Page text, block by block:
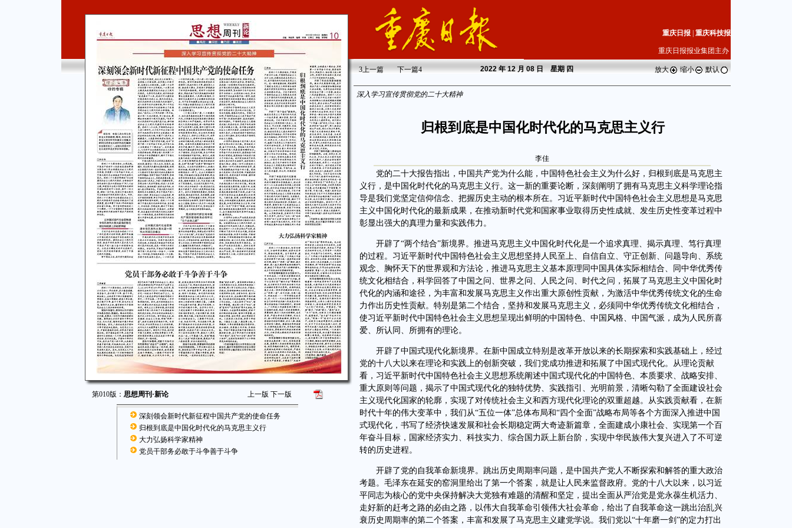
第010版： 思想周刊·新论 上一版 下一版
深刻领会新时代新征程中国共产党的使命任务
归根到底是中国化时代化的马克思主义行
大力弘扬科学家精神
党员干部务必敢于斗争善于斗争
重庆日报 重庆科技报
重庆日报报业集团主办
3上一篇 下一篇4 2022年 12 月 08 日 星期四 放大 缩小 默认
深入学习宣传贯彻党的二十大精神
归根到底是中国化时代化的马克思主义行
李佳
党的二十大报告指出，中国共产党为什么能，中国特色社会主义为什么好，归根到底是马克思主
义行，是中国化时代化的马克思主义行。这一新的重要论断，深刻阐明了拥有马克思主义科学理论指
导是我们党坚定信仰信念、把握历史主动的根本所在。习近平新时代中国特色社会主义思想是马克思
主义中国化时代化的最新成果，在推动新时代党和国家事业取得历史性成就、发生历史性变革过程中
彰显出强大的真理力量和实践伟力。
开辟了“两个结合”新境界。推进马克思主义中国化时代化是一个追求真理、揭示真理、笃行真理
的过程。习近平新时代中国特色社会主义思想坚持人民至上、自信自立、守正创新、问题导向、系统
观念、胸怀天下的世界观和方法论，推进马克思主义基本原理同中国具体实际相结合、同中华优秀传
统文化相结合，科学回答了中国之问、世界之问、人民之问、时代之问，拓展了马克思主义中国化时
代化的内涵和途径，为丰富和发展马克思主义作出重大原创性贡献，为激活中华优秀传统文化的生命
力作出历史性贡献。特别是第二个结合，坚持和发展马克思主义，必须同中华优秀传统文化相结合，
使习近平新时代中国特色社会主义思想呈现出鲜明的中国特色、中国风格、中国气派，成为人民所喜
爱、所认同、所拥有的理论。
开辟了中国式现代化新境界。在新中国成立特别是改革开放以来的长期探索和实践基础上，经过
党的十八大以来在理论和实践上的创新突破，我们党成功推进和拓展了中国式现代化。从理论贡献
看，习近平新时代中国特色社会主义思想系统阐述中国式现代化的中国特色、本质要求、战略安排、
重大原则等问题，揭示了中国式现代化的独特优势、实践指引、光明前景，清晰勾勒了全面建设社会
主义现代化国家的轮廓，实现了对传统社会主义和西方现代化理论的双重超越。从实践贡献看，在新
时代十年的伟大变革中，我们从“五位一体”总体布局和“四个全面”战略布局等各个方面深入推进中国
式现代化，书写了经济快速发展和社会长期稳定两大奇迹新篇章，全面建成小康社会、实现第一个百
年奋斗目标，国家经济实力、科技实力、综合国力跃上新台阶，实现中华民族伟大复兴进入了不可逆
转的历史进程。
开辟了党的自我革命新境界。跳出历史周期率问题，是中国共产党人不断探索和解答的重大政治
考题。毛泽东在延安的窑洞里给出了第一个答案，就是让人民来监督政府。党的十八大以来，以习近
平同志为核心的党中央保持解决大党独有难题的清醒和坚定，提出全面从严治党是党永葆生机活力、
走好新的赶考之路的必由之路，以伟大自我革命引领伟大社会革命，给出了自我革命这一跳出治乱兴
衰历史周期率的第二个答案，丰富和发展了马克思主义建党学说。我们党以“十年磨一剑”的定力打出